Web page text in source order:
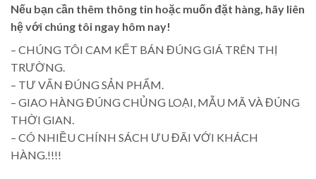
Nếu bạn cần thêm thông tin hoặc muốn đặt hàng, hãy liên
hệ với chúng tôi ngay hôm nay!
– CHÚNG TÔI CAM KẾT BÁN ĐÚNG GIÁ TRÊN THỊ
TRƯỜNG.
– TƯ VẤN ĐÚNG SẢN PHẨM.
– GIAO HÀNG ĐÚNG CHỦNG LOẠI, MẪU MÃ VÀ ĐÚNG
THỜI GIAN.
– CÓ NHIỀU CHÍNH SÁCH ƯU ĐÃI VỚI KHÁCH
HÀNG.!!!!